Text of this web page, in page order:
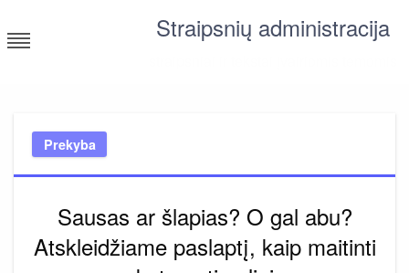
to
content
Straipsnių administracija
Prekyba
Sausas ar šlapias? O gal abu?
Atskleidžiame paslaptį, kaip maitinti